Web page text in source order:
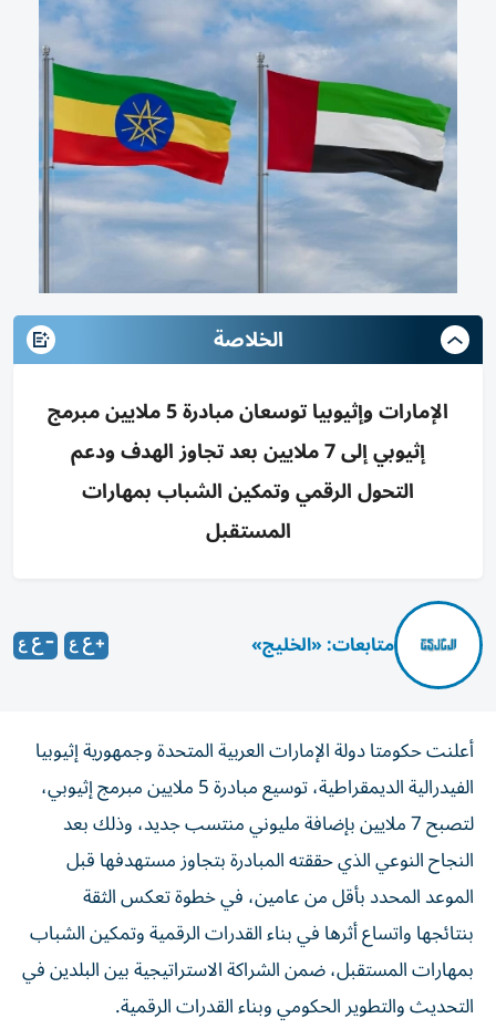
الخلاصة
الإمارات وإثيوبيا توسعان مبادرة 5 ملايين مبرمج
إثيوبي إلى 7 ملايين بعد تجاوز الهدف ودعم
التحول الرقمي وتمكين الشباب بمهارات
المستقبل
متابعات: «الخليج»
أعلنت حكومتا دولة الإمارات العربية المتحدة وجمهورية إثيوبيا
الفيدرالية الديمقراطية، توسيع مبادرة 5 ملايين مبرمج إثيوبي،
لتصبح 7 ملايين بإضافة مليوني منتسب جديد، وذلك بعد
النجاح النوعي الذي حققته المبادرة بتجاوز مستهدفها قبل
الموعد المحدد بأقل من عامين، في خطوة تعكس الثقة
بنتائجها واتساع أثرها في بناء القدرات الرقمية وتمكين الشباب
بمهارات المستقبل، ضمن الشراكة الاستراتيجية بين البلدين في
التحديث والتطوير الحكومي وبناء القدرات الرقمية.